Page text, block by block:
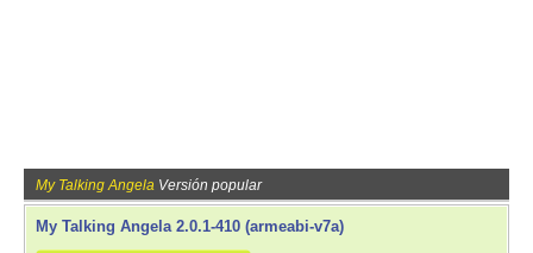
My Talking Angela Versión popular
My Talking Angela 2.0.1-410 (armeabi-v7a)